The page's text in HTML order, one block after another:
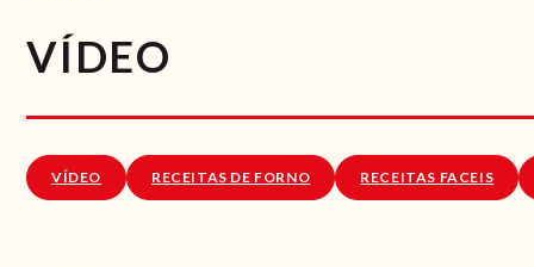
VÍDEO
VÍDEO RECEITAS DE FORNO RECEITAS FACEIS